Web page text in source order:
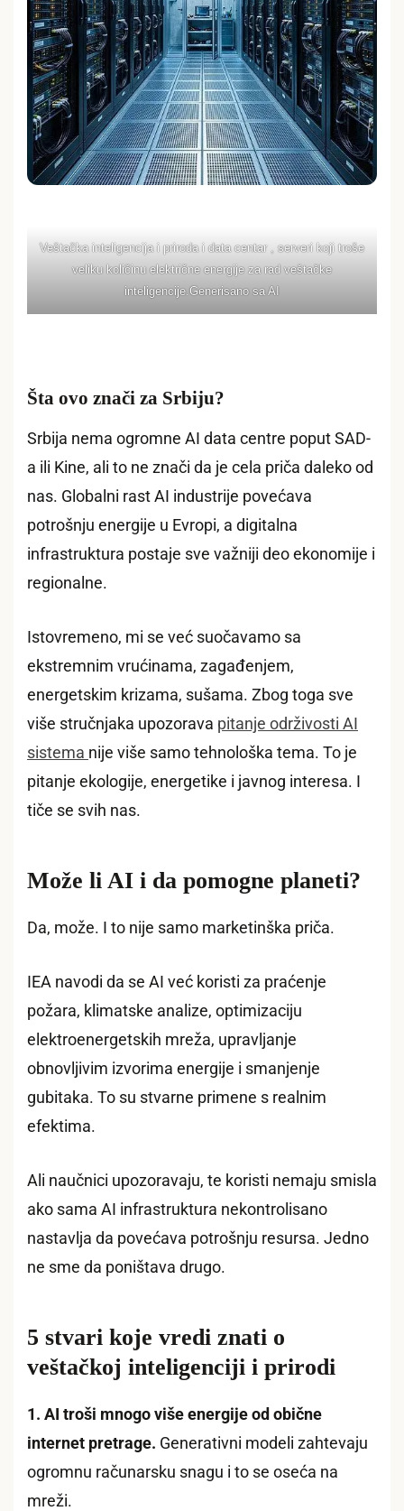
Veštačka inteligencija i priroda i data centar , serveri koji troše
veliku količinu električne energije za rad veštačke
inteligencije.Generisano sa AI
Šta ovo znači za Srbiju?
Srbija nema ogromne AI data centre poput SAD-
a ili Kine, ali to ne znači da je cela priča daleko od
nas. Globalni rast AI industrije povećava
potrošnju energije u Evropi, a digitalna
infrastruktura postaje sve važniji deo ekonomije i
regionalne.
Istovremeno, mi se već suočavamo sa
ekstremnim vrućinama, zagađenjem,
energetskim krizama, sušama. Zbog toga sve
više stručnjaka upozorava pitanje održivosti AI
sistema nije više samo tehnološka tema. To je
pitanje ekologije, energetike i javnog interesa. I
tiče se svih nas.
Može li AI i da pomogne planeti?
Da, može. I to nije samo marketinška priča.
IEA navodi da se AI već koristi za praćenje
požara, klimatske analize, optimizaciju
elektroenergetskih mreža, upravljanje
obnovljivim izvorima energije i smanjenje
gubitaka. To su stvarne primene s realnim
efektima.
Ali naučnici upozoravaju, te koristi nemaju smisla
ako sama AI infrastruktura nekontrolisano
nastavlja da povećava potrošnju resursa. Jedno
ne sme da poništava drugo.
5 stvari koje vredi znati o
veštačkoj inteligenciji i prirodi
1. AI troši mnogo više energije od obične
internet pretrage. Generativni modeli zahtevaju
ogromnu računarsku snagu i to se oseća na
mreži.